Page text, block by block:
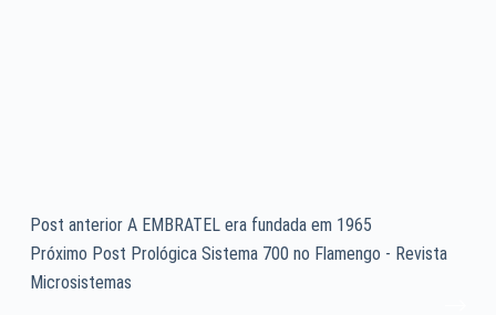
Post anterior A EMBRATEL era fundada em 1965
Próximo Post Prológica Sistema 700 no Flamengo - Revista
Microsistemas